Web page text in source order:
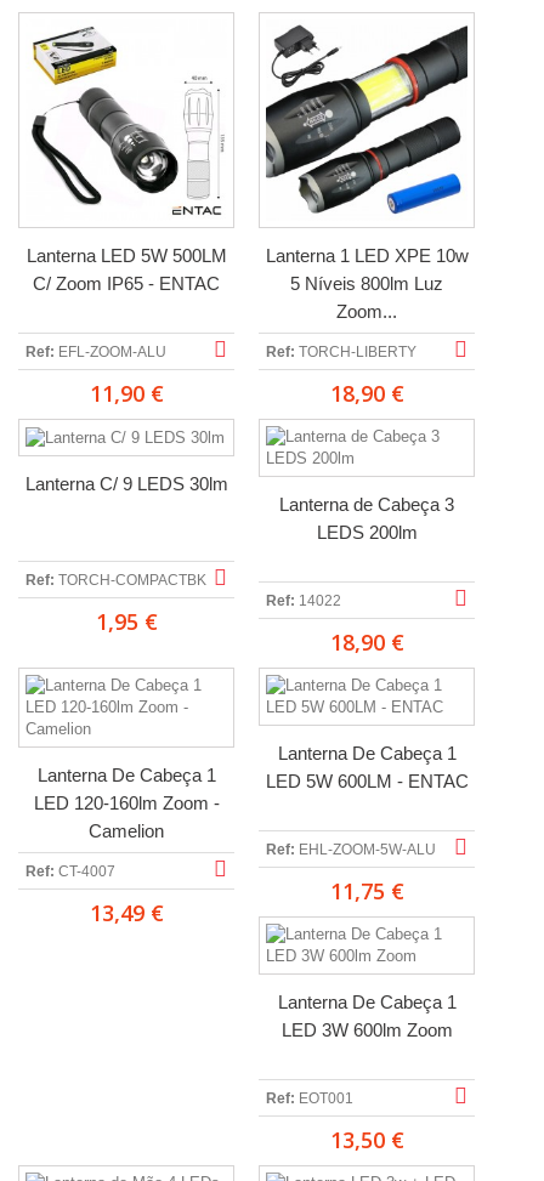
Lanterna LED 5W 500LM
C/ Zoom IP65 - ENTAC
Ref: EFL-ZOOM-ALU
11,90 €
Lanterna 1 LED XPE 10w
5 Níveis 800lm Luz
Zoom...
Ref: TORCH-LIBERTY
18,90 €
Lanterna C/ 9 LEDS 30lm
Ref: TORCH-COMPACTBK
1,95 €
Lanterna de Cabeça 3
LEDS 200lm
Ref: 14022
18,90 €
Lanterna De Cabeça 1
LED 120-160lm Zoom -
Camelion
Ref: CT-4007
13,49 €
Lanterna De Cabeça 1
LED 5W 600LM - ENTAC
Ref: EHL-ZOOM-5W-ALU
11,75 €
Lanterna De Cabeça 1
LED 3W 600lm Zoom
Ref: EOT001
13,50 €